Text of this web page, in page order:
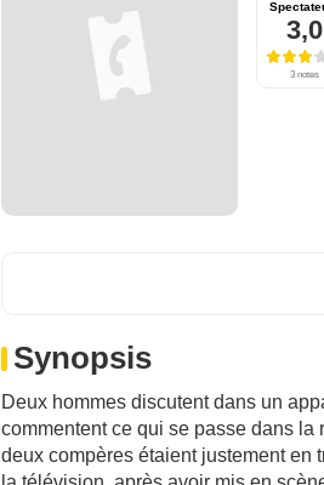
3,0
3 notes
Synopsis
Deux hommes discutent dans un
commentent ce qui se passe dans
deux compères étaient justement en